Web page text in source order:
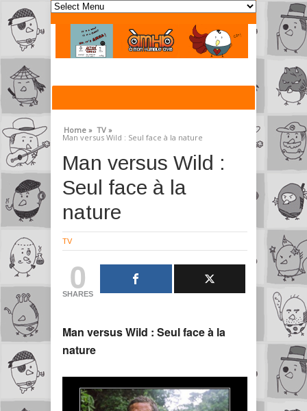
Home » TV »
Man versus Wild : Seul face à la nature
Man versus Wild :
Seul face à la
nature
TV
0
SHARES
Man versus Wild : Seul face à la
nature